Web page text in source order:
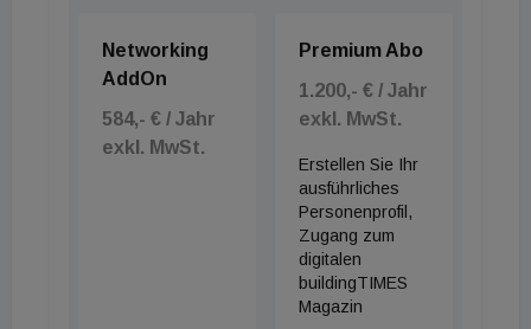
Networking
AddOn
584,- € / Jahr
exkl. MwSt.
Premium Abo
1.200,- € / Jahr
exkl. MwSt.
Erstellen Sie Ihr
ausführliches
Personenprofil,
Zugang zum
digitalen
buildingTIMES
Magazin